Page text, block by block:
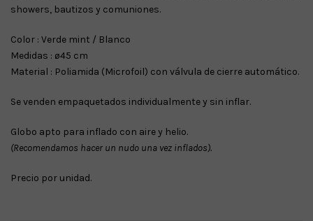
showers, bautizos y comuniones.
Color : Verde mint / Blanco
Medidas : ø45 cm
Material : Poliamida (Microfoil) con válvula de cierre automático.
Se venden empaquetados individualmente y sin inflar.
Globo apto para inflado con aire y helio.
(Recomendamos hacer un nudo una vez inflados).
Precio por unidad.